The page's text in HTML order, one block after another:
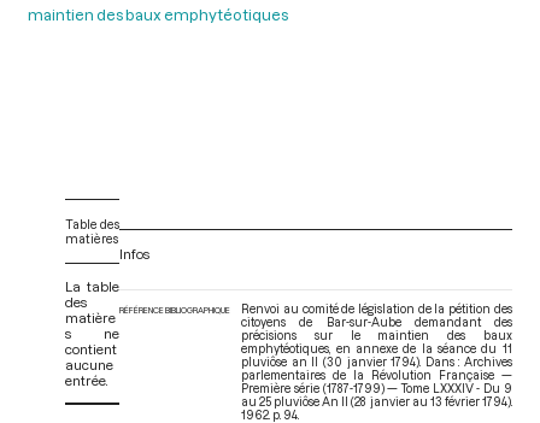
maintien des baux emphytéotiques
Table des
matières
La table
des
matière
s ne
contient
aucune
entrée.
Infos
RÉFÉRENCE BIBLIOGRAPHIQUE
Renvoi au comité de législation de la pétition des
citoyens de Bar-sur-Aube demandant des
précisions sur le maintien des baux
emphytéotiques, en annexe de la séance du 11
pluviôse an II (30 janvier 1794). Dans : Archives
parlementaires de la Révolution Française —
Première série (1787-1799) — Tome LXXXIV - Du 9
au 25 pluviôse An II (28 janvier au 13 février 1794).
1962. p. 94.